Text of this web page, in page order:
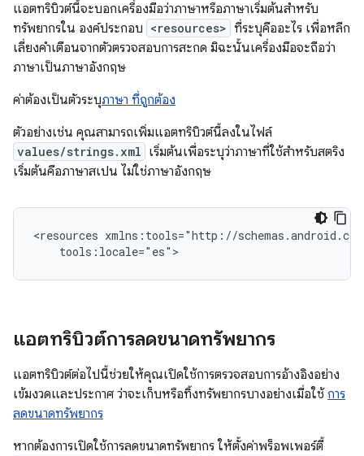
แอตทริบิวต์นี้จะบอกเครื่องมือว่าภาษาหรือภาษาเริ่มต้นสำหรับ
ทรัพยากรใน องค์ประกอบ <resources> ที่ระบุคืออะไร เพื่อหลีก
เลี่ยงคำเตือนจากตัวตรวจสอบการสะกด มิฉะนั้นเครื่องมือจะถือว่า
ภาษาเป็นภาษาอังกฤษ
ค่าต้องเป็นตัวระบุภาษา ที่ถูกต้อง
ตัวอย่างเช่น คุณสามารถเพิ่มแอตทริบิวต์นี้ลงในไฟล์
values/strings.xml เริ่มต้นเพื่อระบุว่าภาษาที่ใช้สำหรับสตริง
เริ่มต้นคือภาษาสเปน ไม่ใช่ภาษาอังกฤษ
<resources
แอตทริบิวต์การลดขนาดทรัพยากร
แอตทริบิวต์ต่อไปนี้ช่วยให้คุณเปิดใช้การตรวจสอบการอ้างอิงอย่าง
เข้มงวดและประกาศ ว่าจะเก็บหรือทิ้งทรัพยากรบางอย่างเมื่อใช้ การ
ลดขนาดทรัพยากร
หากต้องการเปิดใช้การลดขนาดทรัพยากร ให้ตั้งค่าพร็อพเพอร์ตี้